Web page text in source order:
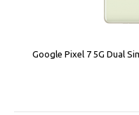
Google Pixel 7 5G Dual